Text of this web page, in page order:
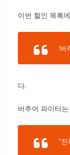
이번 할인 목록
‘
다.
버추어 파이터는
“